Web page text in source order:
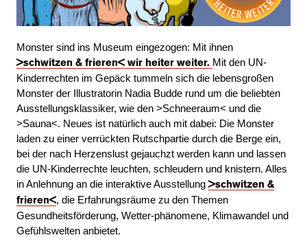
Monster sind ins Museum eingezogen: Mit ihnen
>schwitzen & frieren< wir heiter weiter. Mit den UN-
Kinderrechten im Gepäck tummeln sich die lebensgroßen
Monster der Illustratorin Nadia Budde rund um die beliebten
Ausstellungsklassiker, wie den >Schneeraum< und die
>Sauna<. Neues ist natürlich auch mit dabei: Die Monster
laden zu einer verrückten Rutschpartie durch die Berge ein,
bei der nach Herzenslust gejauchzt werden kann und lassen
die UN-Kinderrechte leuchten, schleudern und knistern. Alles
in Anlehnung an die interaktive Ausstellung >schwitzen &
frieren<, die Erfahrungsräume zu den Themen
Gesundheitsförderung, Wetter-phänomene, Klimawandel und
Gefühlswelten anbietet.